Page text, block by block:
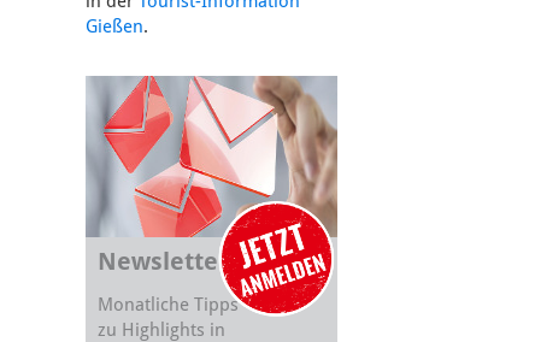
Gießen.
Newsletter
Monatliche Tipps
zu Highlights in